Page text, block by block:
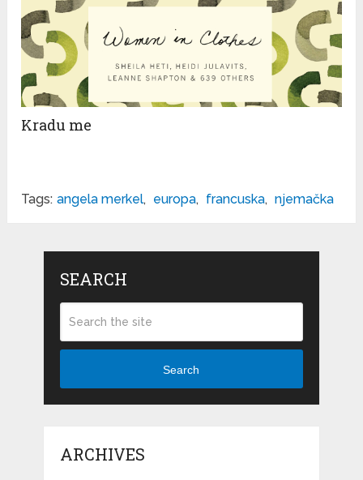
Kradu me
Tags: angela merkel, europa, francuska, njemačka
SEARCH
Search
ARCHIVES